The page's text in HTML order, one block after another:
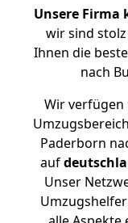
Unsere Firma
wir sind
Ihnen die
nach
Wir verfügen
Paderborn
auf
Unser